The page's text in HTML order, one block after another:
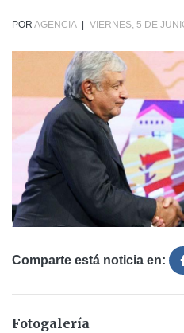
POR AGENCIA VIERNES, 5 DE
Comparte está noticia en:
Fotogalería